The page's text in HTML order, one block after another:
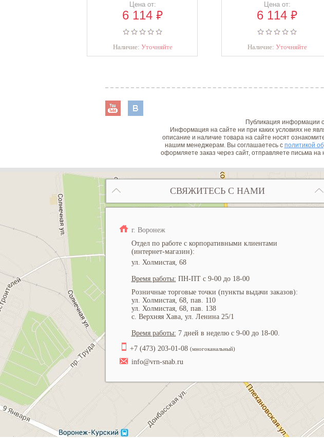
Цена от:
6 114 ₽
Наличие: Уточняйте
Цена от:
6 114 ₽
Наличие: Уточняйте
Публикация информации
Информация на сайте ни при каких условиях не
описание и наличие товара на сайте носят
нашим менеджерам. Вы соглашаетесь с политикой
оформляете заказ через сайт, отправляете письма
СВЯЖИТЕСЬ С НАМИ
г. Воронеж
Отдел по работе с корпоративными клиентами
(интернет-магазин):
ул. Холмистая, 68
Время работы: ПН-ПТ с 9-00 до 18-00
Розничные торговые точки (пункты выдачи заказов):
ул. Холмистая, 68, пав. 110
ул. Холмистая, 68, пав. 138
с. Верхняя Хава, ул. Ленина 25/1
Время работы: 7 дней в неделю с 9-00 до 18-00.
+7 (473) 203-01-08 (многоканальный)
info@vrn-snab.ru